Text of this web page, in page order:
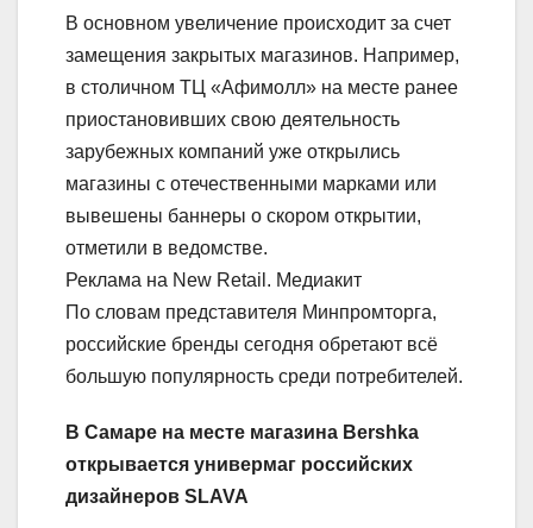
В основном увеличение происходит за счет
замещения закрытых магазинов. Например,
в столичном ТЦ «Афимолл» на месте ранее
приостановивших свою деятельность
зарубежных компаний уже открылись
магазины с отечественными марками или
вывешены баннеры о скором открытии,
отметили в ведомстве.
Реклама на New Retail. Медиакит
По словам представителя Минпромторга,
российские бренды сегодня обретают всё
большую популярность среди потребителей.
В Самаре на месте магазина Bershka
открывается универмаг российских
дизайнеров SLAVA